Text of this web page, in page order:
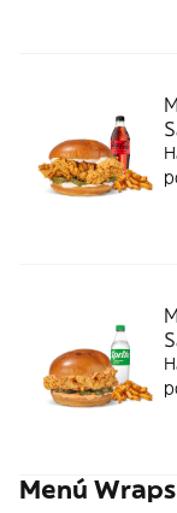
Menú Wraps